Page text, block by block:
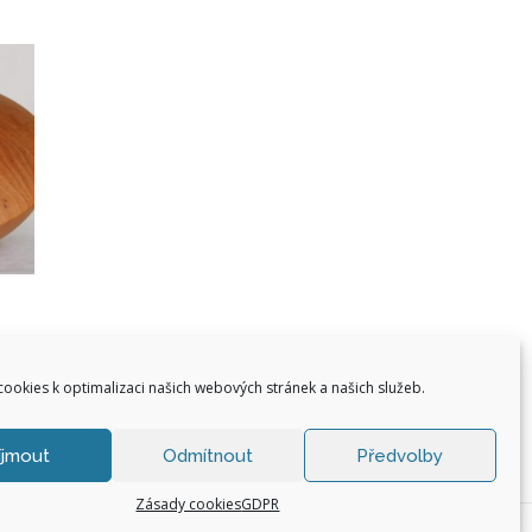
k optimalizaci našich webových stránek a našich služeb.
Odmítnout Předvolby
Zásady cookiesGDPR